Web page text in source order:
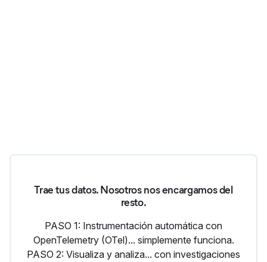
Trae tus datos. Nosotros nos encargamos del
resto.
PASO 1: Instrumentación automática con
OpenTelemetry (OTel)... simplemente funciona.
PASO 2: Visualiza y analiza... con investigaciones